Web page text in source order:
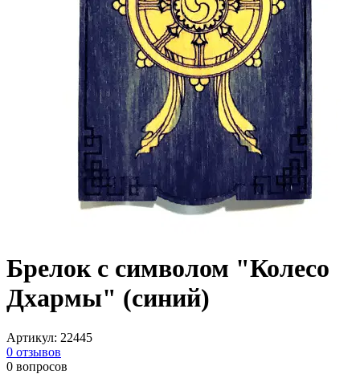
Брелок с символом "Колесо
Дхармы" (синий)
Артикул: 22445
0 отзывов
0 вопросов